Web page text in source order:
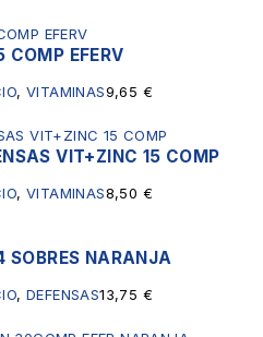
COMP EFERV
,VITAMINAS9,65 €
VIT+ZINC 15 COMP
,VITAMINAS8,50 €
SOBRES NARANJA
,DEFENSAS13,75 €